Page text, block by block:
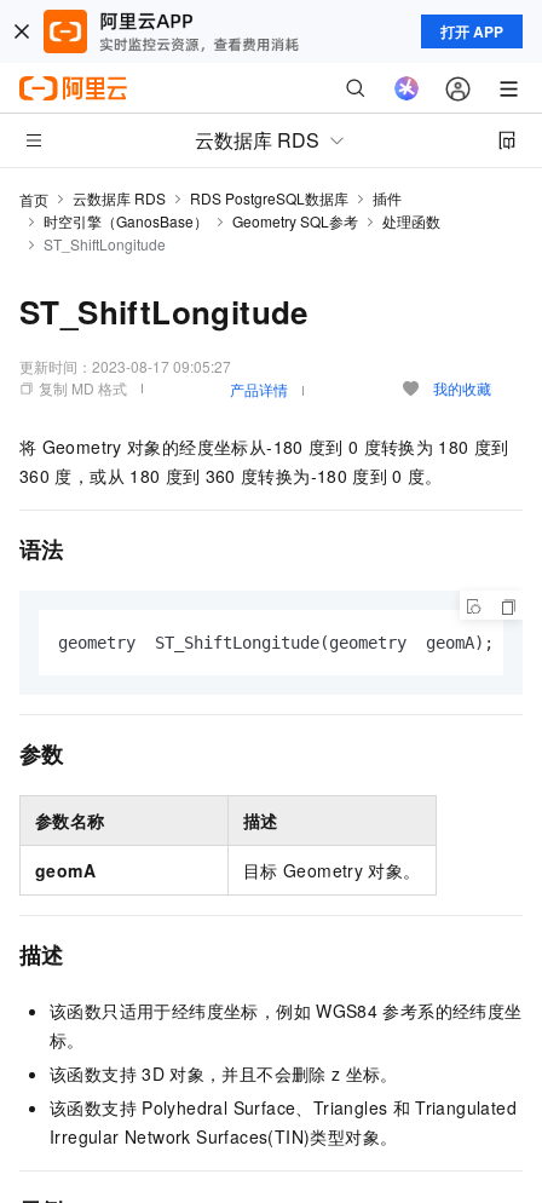
打开 APP
云数据库 RDS
首页 云数据库 RDS RDS PostgreSQL数据库
插件
时空引擎（GanosBase）
Geometry SQL参考
处理函数
ST_ShiftLongitude
ST_ShiftLongitude
更新时间： 2023-08-17 09:05:27
复制 MD 格式
产品详情 我的收藏
将 Geometry 对象的经度坐标从-180 度到 0 度转换为 180 度到
360 度，或从 180 度到 360 度转换为-180 度到 0 度。
语法
geometry  ST_ShiftLongitude(geometry  geomA);
参数
参数名称 描述
geomA 目标 Geometry 对象。
描述
该函数只适用于经纬度坐标，例如 WGS84 参考系的经纬度坐
标。
该函数支持 3D 对象，并且不会删除 z 坐标。
该函数支持 Polyhedral Surface、Triangles 和 Triangulated
Irregular Network Surfaces(TIN)类型对象。